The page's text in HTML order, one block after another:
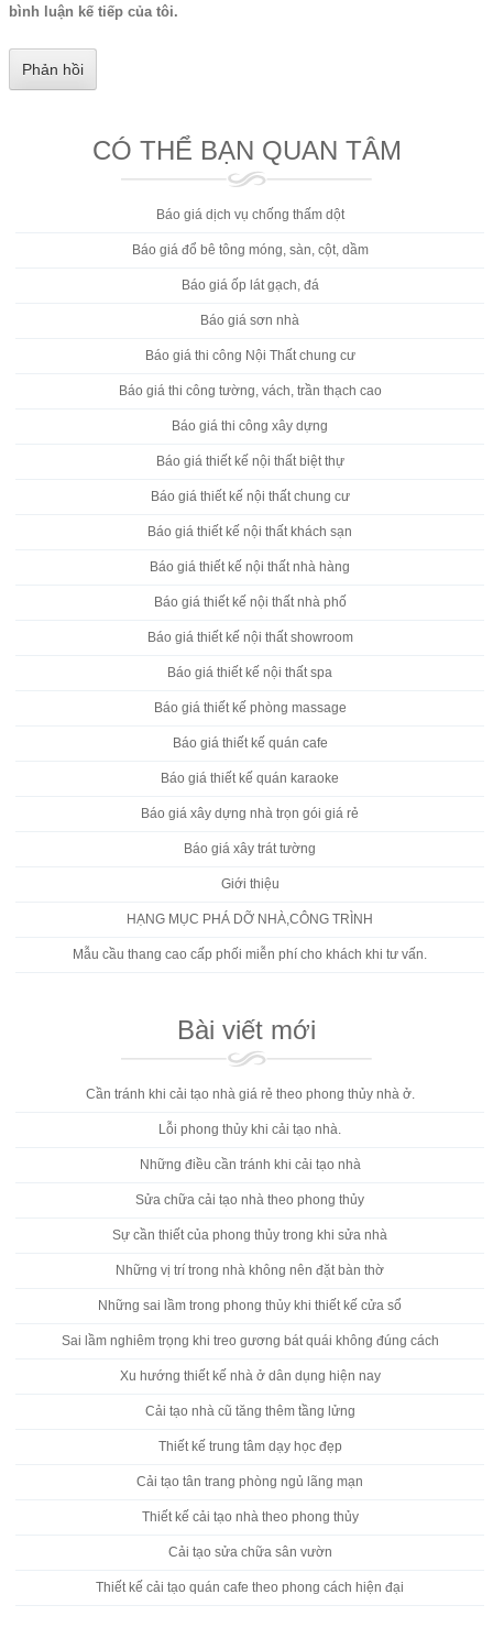
bình luận kế tiếp của tôi.
CÓ THỂ BẠN QUAN TÂM
Báo giá dịch vụ chống thấm dột
Báo giá đổ bê tông móng, sàn, cột, dầm
Báo giá ốp lát gạch, đá
Báo giá sơn nhà
Báo giá thi công Nội Thất chung cư
Báo giá thi công tường, vách, trần thạch cao
Báo giá thi công xây dựng
Báo giá thiết kế nội thất biệt thự
Báo giá thiết kế nội thất chung cư
Báo giá thiết kế nội thất khách sạn
Báo giá thiết kế nội thất nhà hàng
Báo giá thiết kế nội thất nhà phố
Báo giá thiết kế nội thất showroom
Báo giá thiết kế nội thất spa
Báo giá thiết kế phòng massage
Báo giá thiết kế quán cafe
Báo giá thiết kế quán karaoke
Báo giá xây dựng nhà trọn gói giá rẻ
Báo giá xây trát tường
Giới thiệu
HẠNG MỤC PHÁ DỠ NHÀ,CÔNG TRÌNH
Mẫu cầu thang cao cấp phối miễn phí cho khách khi tư vấn.
Bài viết mới
Cần tránh khi cải tạo nhà giá rẻ theo phong thủy nhà ở.
Lỗi phong thủy khi cải tạo nhà.
Những điều cần tránh khi cải tạo nhà
Sửa chữa cải tạo nhà theo phong thủy
Sự cần thiết của phong thủy trong khi sửa nhà
Những vị trí trong nhà không nên đặt bàn thờ
Những sai lầm trong phong thủy khi thiết kế cửa sổ
Sai lầm nghiêm trọng khi treo gương bát quái không đúng cách
Xu hướng thiết kế nhà ở dân dụng hiện nay
Cải tạo nhà cũ tăng thêm tầng lửng
Thiết kế trung tâm dạy học đẹp
Cải tạo tân trang phòng ngủ lãng mạn
Thiết kế cải tạo nhà theo phong thủy
Cải tạo sửa chữa sân vườn
Thiết kế cải tạo quán cafe theo phong cách hiện đại